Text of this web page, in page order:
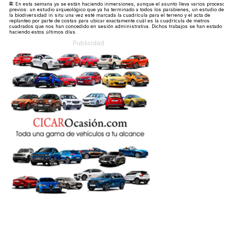
R: En esta semana ya se están haciendo inmersiones, aunque el asunto lleva varios procesos
previos: un estudio arqueológico que ya ha terminado a todos los parabienes, un estudio de
la biodiversidad in situ una vez esté marcada la cuadrícula para el terreno y el acta de
replanteo por parte de costas para ubicar exactamente cuál es la cuadrícula de metros
cuadrados que nos han concedido en sesión administrativa. Dichos trabajos se han estado
haciendo estos últimos días.
Publicidad